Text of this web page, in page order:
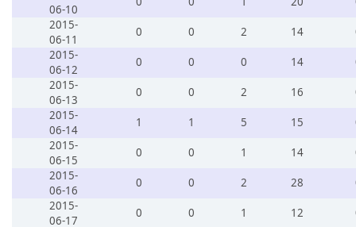
06-10
2015-
06-11
0 0 2 14
2015-
06-12
0 0 0 14
2015-
06-13
0 0 2 16
2015-
06-14
1 1 5 15
2015-
06-15
0 0 1 14
2015-
06-16
0 0 2 28
2015-
06-17
0 0 1 12